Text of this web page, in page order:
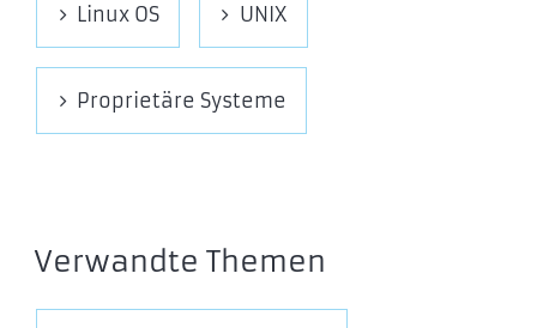
Linux OS UNIX
Proprietäre Systeme
Verwandte Themen